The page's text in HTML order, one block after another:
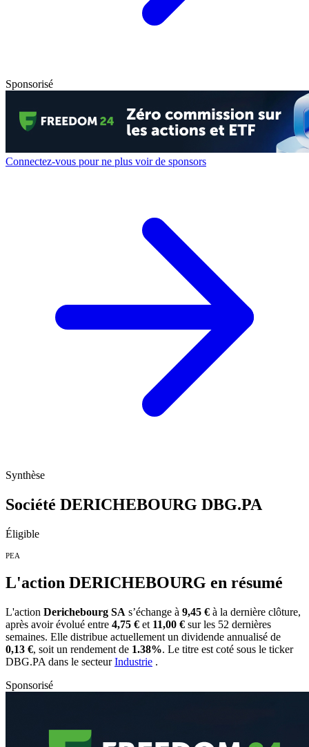
Sponsorisé
Connectez-vous pour ne plus voir de sponsors
Synthèse
Société DERICHEBOURG DBG.PA
Éligible
PEA
L'action DERICHEBOURG en résumé
L'action Derichebourg SA s’échange à 9,45 € à la dernière clôture,
après avoir évolué entre 4,75 € et 11,00 € sur les 52 dernières
semaines. Elle distribue actuellement un dividende annualisé de
0,13 €, soit un rendement de 1.38%. Le titre est coté sous le ticker
DBG.PA dans le secteurIndustrie .
Sponsorisé